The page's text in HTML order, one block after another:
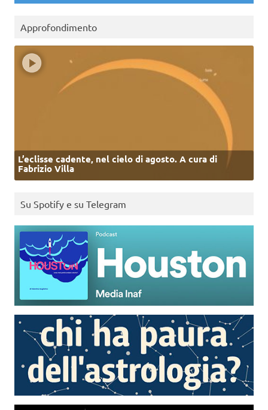
Approfondimento
L’eclisse cadente, nel cielo di agosto. A cura di
Fabrizio Villa
Su Spotify e su Telegram